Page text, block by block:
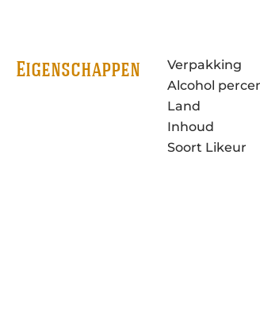
Eigenschappen Verpakking
Alcohol
Land
Inhoud
Soort Likeur